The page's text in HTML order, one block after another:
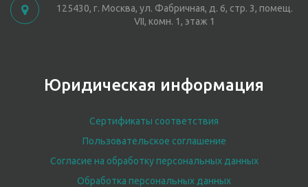
125430, г. Москва, ул. Фабричная, д. 6, стр. 3, помещ.
VII, комн. 1, этаж 1
Юридическая информация
Сертификаты соответствия
Пользовательское соглашение
Согласие на обработку персональных данных
Обработка персональных данных